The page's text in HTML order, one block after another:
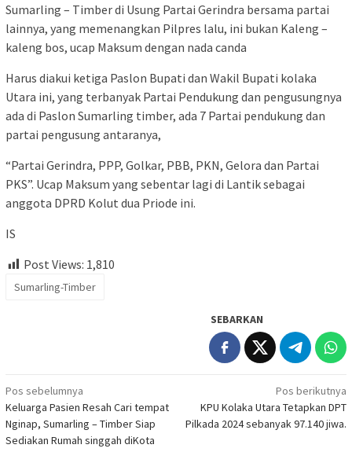
Sumarling – Timber di Usung Partai Gerindra bersama partai
lainnya, yang memenangkan Pilpres lalu, ini bukan Kaleng –
kaleng bos, ucap Maksum dengan nada canda
Harus diakui ketiga Paslon Bupati dan Wakil Bupati kolaka
Utara ini, yang terbanyak Partai Pendukung dan pengusungnya
ada di Paslon Sumarling timber, ada 7 Partai pendukung dan
partai pengusung antaranya,
“Partai Gerindra, PPP, Golkar, PBB, PKN, Gelora dan Partai
PKS”. Ucap Maksum yang sebentar lagi di Lantik sebagai
anggota DPRD Kolut dua Priode ini.
IS
Post Views: 1,810
Sumarling-Timber
SEBARKAN
Navigasi
pos
Pos sebelumnya
Keluarga Pasien Resah Cari tempat
Nginap, Sumarling – Timber Siap
Sediakan Rumah singgah diKota
Pos berikutnya
KPU Kolaka Utara Tetapkan DPT
Pilkada 2024 sebanyak 97.140 jiwa.